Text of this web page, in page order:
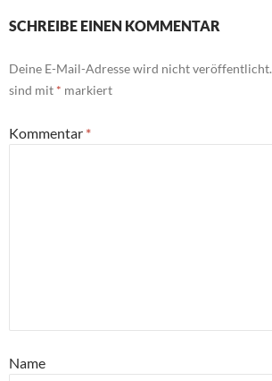
SCHREIBE EINEN KOMMENTAR
Deine E-Mail-Adresse wird nicht veröffentlicht.
sind mit * markiert
Kommentar *
Name